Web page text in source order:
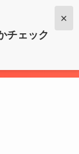
チェック
×
る